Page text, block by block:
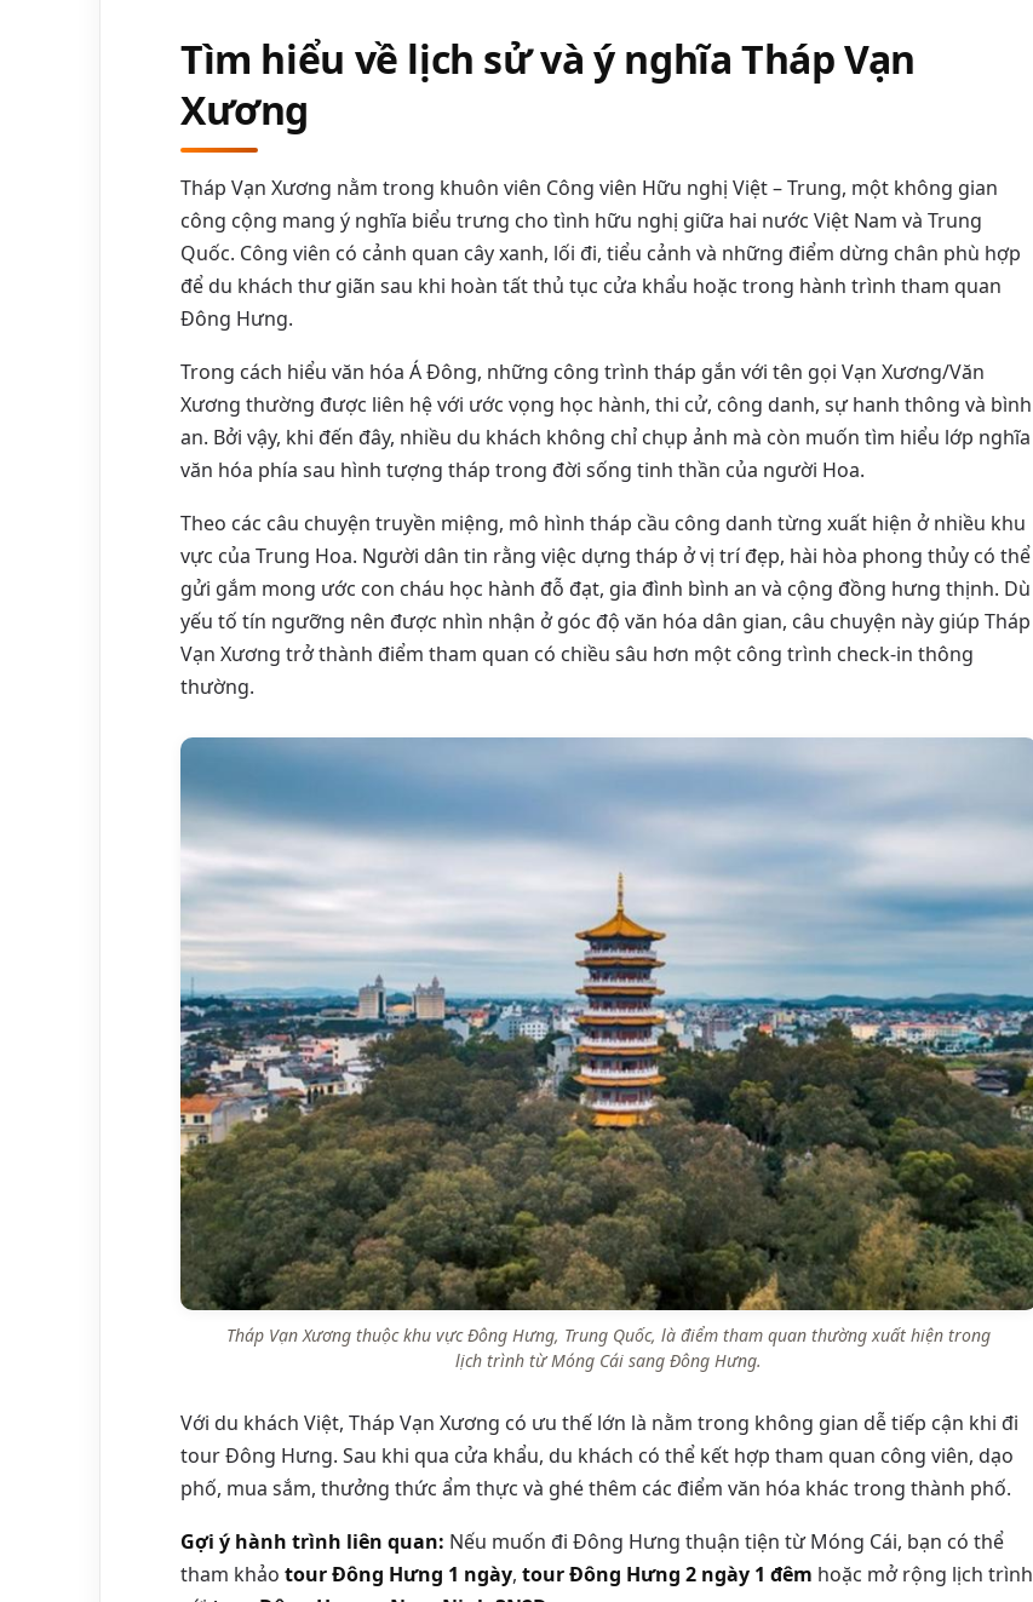
Tìm hiểu về lịch sử và ý nghĩa Tháp Vạn
Xương
Tháp Vạn Xương nằm trong khuôn viên Công viên Hữu nghị Việt – Trung, một không gian
công cộng mang ý nghĩa biểu trưng cho tình hữu nghị giữa hai nước Việt Nam và Trung
Quốc. Công viên có cảnh quan cây xanh, lối đi, tiểu cảnh và những điểm dừng chân phù hợp
để du khách thư giãn sau khi hoàn tất thủ tục cửa khẩu hoặc trong hành trình tham quan
Đông Hưng.
Trong cách hiểu văn hóa Á Đông, những công trình tháp gắn với tên gọi Vạn Xương/Văn
Xương thường được liên hệ với ước vọng học hành, thi cử, công danh, sự hanh thông và bình
an. Bởi vậy, khi đến đây, nhiều du khách không chỉ chụp ảnh mà còn muốn tìm hiểu lớp nghĩa
văn hóa phía sau hình tượng tháp trong đời sống tinh thần của người Hoa.
Theo các câu chuyện truyền miệng, mô hình tháp cầu công danh từng xuất hiện ở nhiều khu
vực của Trung Hoa. Người dân tin rằng việc dựng tháp ở vị trí đẹp, hài hòa phong thủy có thể
gửi gắm mong ước con cháu học hành đỗ đạt, gia đình bình an và cộng đồng hưng thịnh. Dù
yếu tố tín ngưỡng nên được nhìn nhận ở góc độ văn hóa dân gian, câu chuyện này giúp Tháp
Vạn Xương trở thành điểm tham quan có chiều sâu hơn một công trình check-in thông
thường.
Tháp Vạn Xương thuộc khu vực Đông Hưng, Trung Quốc, là điểm tham quan thường xuất hiện trong
lịch trình từ Móng Cái sang Đông Hưng.
Với du khách Việt, Tháp Vạn Xương có ưu thế lớn là nằm trong không gian dễ tiếp cận khi đi
tour Đông Hưng. Sau khi qua cửa khẩu, du khách có thể kết hợp tham quan công viên, dạo
phố, mua sắm, thưởng thức ẩm thực và ghé thêm các điểm văn hóa khác trong thành phố.
Gợi ý hành trình liên quan: Nếu muốn đi Đông Hưng thuận tiện từ Móng Cái, bạn có thể
tham khảo tour Đông Hưng 1 ngày, tour Đông Hưng 2 ngày 1 đêm hoặc mở rộng lịch trình